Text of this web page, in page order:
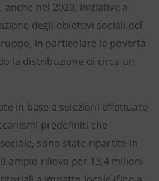
nel 2020, iniziative a
degli obiettivi sociali del
in particolare la povertà
la distribuzione di circa un
in base a selezioni effettuate
predefiniti che
sono state ripartite in
ampio rilievo per 13,4 milioni